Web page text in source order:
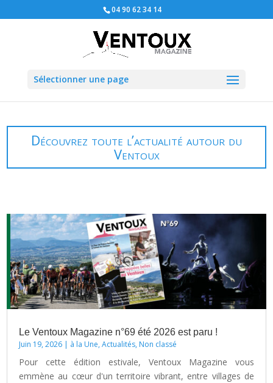
04 90 62 34 14
Sélectionner une page
Découvrez toute l’actualité autour du
Ventoux
Le Ventoux Magazine n°69 été 2026 est paru !
Juin 19, 2026 | à la Une,Actualités, Non classé
Pour cette édition estivale, Ventoux Magazine vous
emmène au cœur d'un territoire vibrant, entre villages de